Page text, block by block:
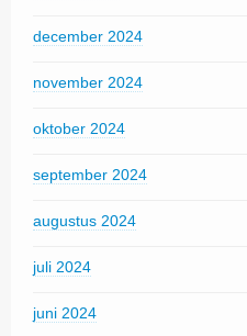
december 2024
november 2024
oktober 2024
september 2024
augustus 2024
juli 2024
juni 2024